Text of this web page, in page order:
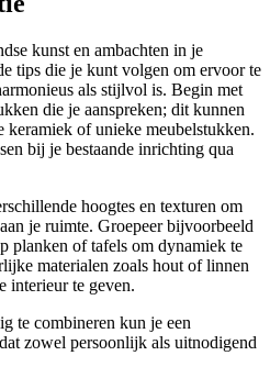
kunst en ambachten in je
tips die je kunt volgen om ervoor te
als stijlvol is. Begin met
die je aanspreken; dit kunnen
keramiek of unieke meubelstukken.
bij je bestaande inrichting qua
hoogtes en texturen om
je ruimte. Groepeer bijvoorbeeld
planken of tafels om dynamiek te
materialen zoals hout of linnen
interieur te geven.
te combineren kun je een
zowel persoonlijk als uitnodigend